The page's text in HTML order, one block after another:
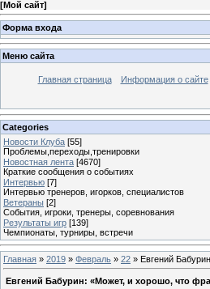
[Мой сайт]
Форма входа
Меню сайта
Главная страница Информация о сайте
Categories
Новости Клуба [55]
Проблемы,переходы,тренировки
Новостная лента [4670]
Краткие сообщения о событиях
Интервью [7]
Интервью тренеров, игорков, специалистов
Ветераны [2]
События, игроки, тренеры, соревнования
Результаты игр [139]
Чемпионаты, турниры, встречи
Главная » 2019 » Февраль » 22 » Евгений
Евгений Бабурин: «Может, и хорошо, что